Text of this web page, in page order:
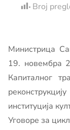
Broj
Министрица
19. новембра
Капиталног
институција
Уговоре за